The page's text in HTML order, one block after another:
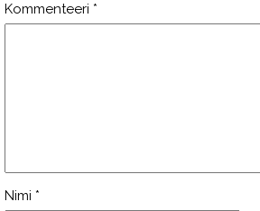
Kommenteeri *
Nimi *